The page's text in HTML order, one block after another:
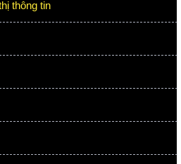
thông tin